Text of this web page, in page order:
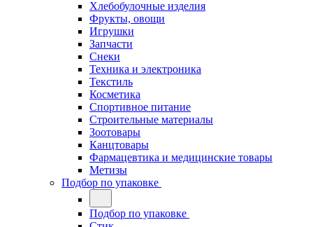
Хлебобулочные изделия
Фрукты, овощи
Игрушки
Запчасти
Снеки
Техника и электроника
Текстиль
Косметика
Спортивное питание
Строительные материалы
Зоотовары
Канцтовары
Фармацевтика и медицинские товары
Метизы
Подбор по упаковке
Подбор по упаковке